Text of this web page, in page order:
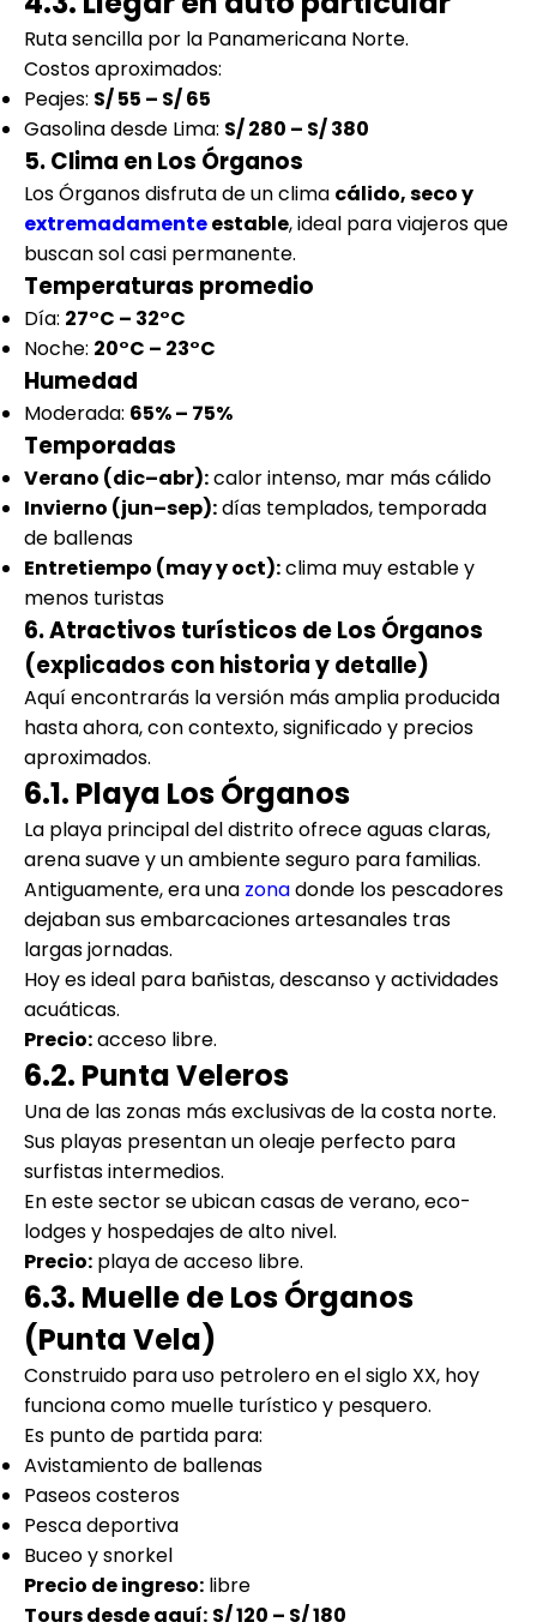
Ruta sencilla por la Panamericana Norte.
Costos aproximados:
Peajes: S/ 55 – S/ 65
Gasolina desde Lima: S/ 280 – S/ 380
5. Clima en Los Órganos
Los Órganos disfruta de un clima cálido, seco y
extremadamenteestable, ideal para viajeros que
buscan sol casi permanente.
Temperaturas promedio
Día: 27°C – 32°C
Noche: 20°C – 23°C
Humedad
Moderada: 65% – 75%
Temporadas
Verano (dic–abr):calor intenso, mar más cálido
Invierno (jun–sep):días templados, temporada
de ballenas
Entretiempo (may y oct):clima muy estable y
menos turistas
6. Atractivos turísticos de Los Órganos
(explicados con historia y detalle)
Aquí encontrarás la versión más amplia producida
hasta ahora, con contexto, significado y precios
aproximados.
6.1. Playa Los Órganos
La playa principal del distrito ofrece aguas claras,
arena suave y un ambiente seguro para familias.
Antiguamente, era una zonadonde los pescadores
dejaban sus embarcaciones artesanales tras
largas jornadas.
Hoy es ideal para bañistas, descanso y actividades
acuáticas.
Precio:acceso libre.
6.2. Punta Veleros
Una de las zonas más exclusivas de la costa norte.
Sus playas presentan un oleaje perfecto para
surfistas intermedios.
En este sector se ubican casas de verano, eco-
lodges y hospedajes de alto nivel.
Precio: playa de acceso libre.
6.3. Muelle de Los Órganos
(Punta Vela)
Construido para uso petrolero en el siglo XX, hoy
funciona como muelle turístico y pesquero.
Es punto de partida para:
Avistamiento de ballenas
Paseos costeros
Pesca deportiva
Buceo y snorkel
Precio de ingreso: libre
Tours desde aquí: S/ 120 – S/ 180